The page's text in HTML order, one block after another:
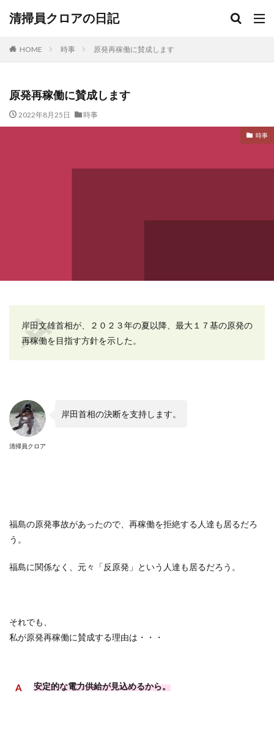
清掃員クロアの日記
HOME 時事 原発再稼働に賛成します
原発再稼働に賛成します
2022年8月25日 時事
時事
岸田文雄首相が、２０２３年の夏以降、最大１７基の原発の
再稼働を目指す方針を示した。
清掃員クロア
岸田首相の決断を支持します。
福島の原発事故があったので、再稼働を拒絶する人達も居るだろ
う。
福島に関係なく、元々「反原発」という人達も居るだろう。
それでも、
私が原発再稼働に賛成する理由は・・・
安定的な電力供給が見込めるから。